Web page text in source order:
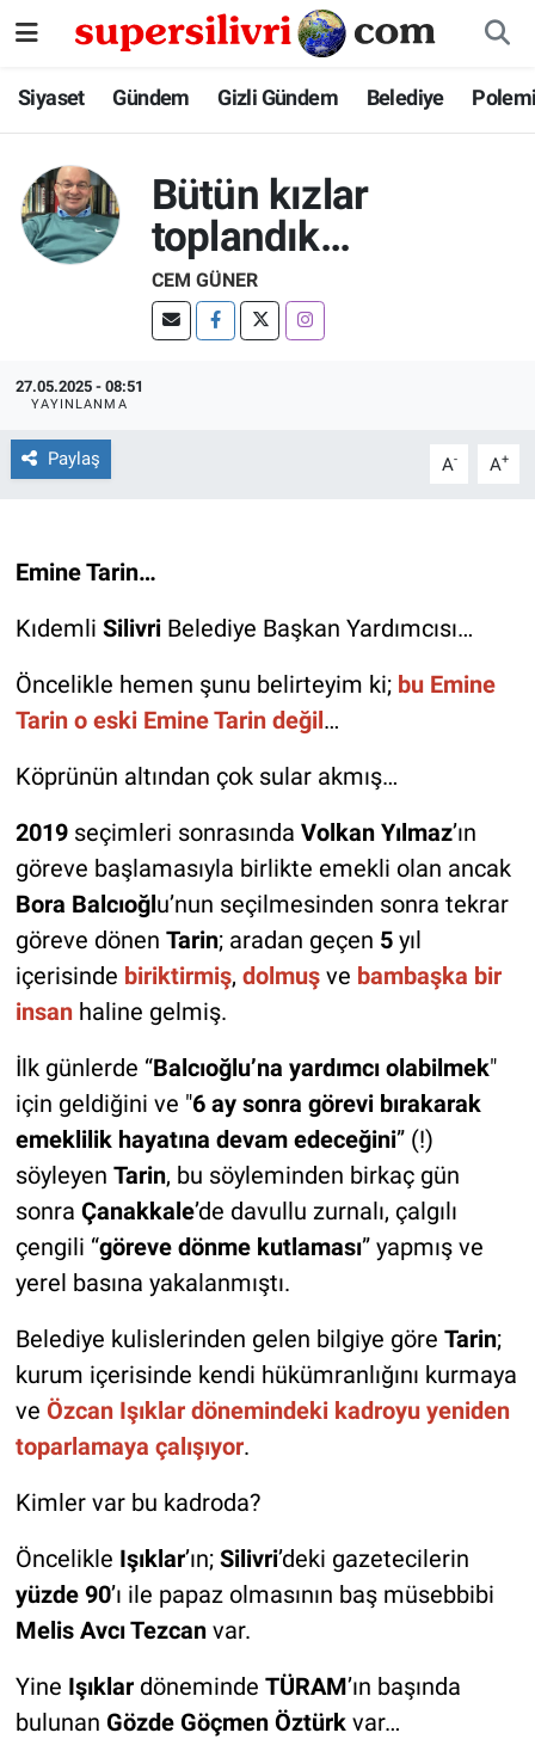
Siyaset Gündem Gizli Gündem Belediye
Bütün kızlar
toplandık…
CEM GÜNER
27.05.2025 - 08:51
YAYINLANMA
Paylaş A- A+
Emine Tarin…
Kıdemli Silivri Belediye Başkan Yardımcısı…
Öncelikle hemen şunu belirteyim ki; bu Emine
Tarin o eski Emine Tarin değil…
Köprünün altından çok sular akmış…
2019 seçimleri sonrasında Volkan Yılmaz’ın
göreve başlamasıyla birlikte emekli olan ancak
Bora Balcıoğlu’nun seçilmesinden sonra tekrar
göreve dönen Tarin; aradan geçen 5yıl
içerisinde biriktirmiş, dolmuşve bambaşka bir
insan haline gelmiş.
İlk günlerde “Balcıoğlu’na yardımcı olabilmek"
için geldiğini ve "6 ay sonra görevi bırakarak
emeklilik hayatına devam edeceğini” (!)
söyleyen Tarin, bu söyleminden birkaç gün
sonra Çanakkale’de davullu zurnalı, çalgılı
çengili “göreve dönme kutlaması” yapmış ve
yerel basına yakalanmıştı.
Belediye kulislerinden gelen bilgiye göre Tarin;
kurum içerisinde kendi hükümranlığını kurmaya
ve Özcan Işıklar dönemindeki kadroyu yeniden
toparlamaya çalışıyor.
Kimler var bu kadroda?
Öncelikle Işıklar’ın; Silivri’deki gazetecilerin
yüzde 90’ı ile papaz olmasının baş müsebbibi
Melis Avcı Tezcanvar.
Yine Işıklardöneminde TÜRAM’ın başında
bulunan Gözde Göçmen Öztürk var…
Siyaset
Gizli Gündem
İstanbul Nöbetçi Eczaneler
İstanbul Namaz Vakitleri
İstanbul Trafik Yoğunluk Haritası
Süper Lig Puan Durumu ve Fikstür
Tüm Manşetler
Son Dakika Haberleri